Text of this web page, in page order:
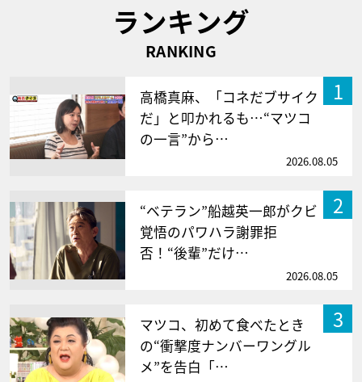
ランキング
RANKING
1
高橋真麻、「コネだブサイク
だ」と叩かれるも…“マツコ
の一言”から…
2026.08.05
2
“ベテラン”船越英一郎がクビ
覚悟のパワハラ謝罪拒
否！“後輩”だけ…
2026.08.05
3
マツコ、初めて食べたとき
の“衝撃度ナンバーワングル
メ”を告白「…